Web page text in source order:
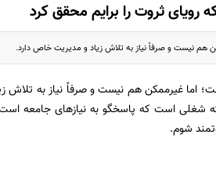
رویای ثروت را برایم محقق کرد
هم نیست و صرفاً نیاز به تلاش زیاد و مدیریت خاص دارد.
اما غیرممکن هم نیست و صرفاً نیاز به تلاش
شغلی است که پاسخگو به نیازهای جامعه
شوم.